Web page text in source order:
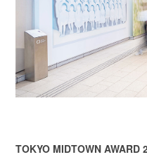
TOKYO MIDTOWN AWARD